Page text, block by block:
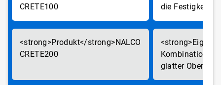
CRETE100
die Festigkeit
NALCO
CRETE200
Kombination
glatter